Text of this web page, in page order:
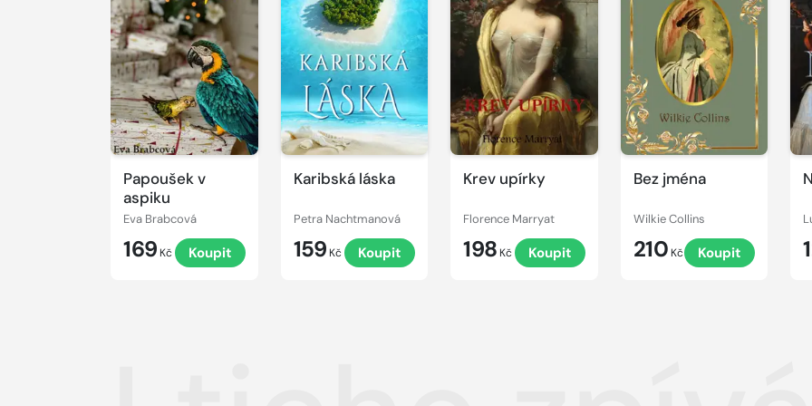
Papoušek v
aspiku
Eva Brabcová
169 Kč Koupit
Karibská láska
Petra Nachtmanová
159 Kč Koupit
Krev upírky
Florence Marryat
198 Kč Koupit
Bez jména
Wilkie Collins
210 Kč Koupit